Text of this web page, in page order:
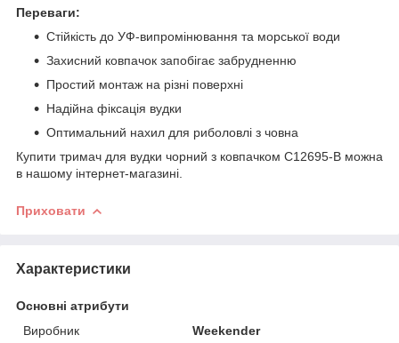
Переваги:
Стійкість до УФ-випромінювання та морської води
Захисний ковпачок запобігає забрудненню
Простий монтаж на різні поверхні
Надійна фіксація вудки
Оптимальний нахил для риболовлі з човна
Купити тримач для вудки чорний з ковпачком С12695-В можна
в нашому інтернет-магазині.
Приховати
Характеристики
Основні атрибути
Виробник
Weekender